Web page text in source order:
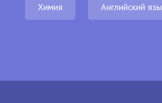
Химия Английский